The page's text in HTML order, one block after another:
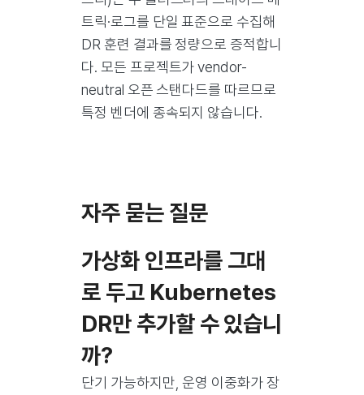
트릭·로그를 단일 표준으로 수집해
DR 훈련 결과를 정량으로 증적합니
다. 모든 프로젝트가 vendor-
neutral 오픈 스탠다드를 따르므로
특정 벤더에 종속되지 않습니다.
자주 묻는 질문
가상화 인프라를 그대
로 두고 Kubernetes
DR만 추가할 수 있습니
까?
단기 가능하지만, 운영 이중화가 장